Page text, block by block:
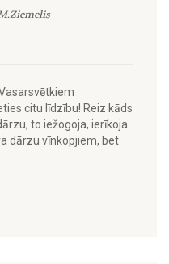
citu līdzību! Reiz kāds
to iežogoja, ierīkoja
dārzu vīnkopjiem, bet